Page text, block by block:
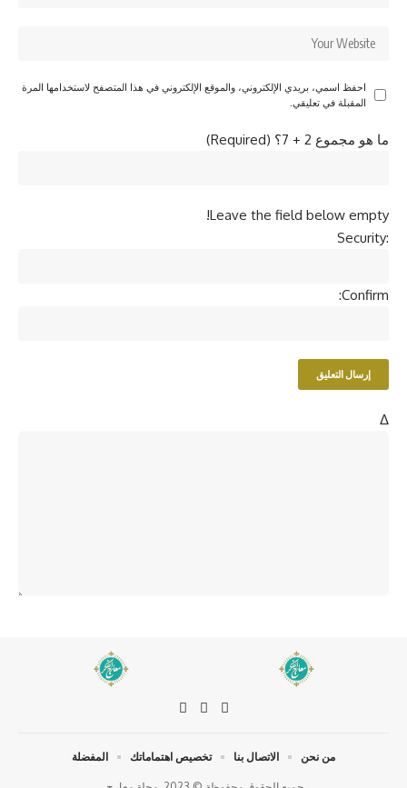
احفظ اسمي، بريدي الإلكتروني، والموقع الإلكتروني في هذا المتصفح لاستخدامها المرة
المقبلة في تعليقي.
ما هو مجموع 2 + 7؟ (Required)
Leave the field below empty!
Security:
Confirm:
Δ
من نحن الاتصال بنا تخصيص اهتماماتك المفضلة